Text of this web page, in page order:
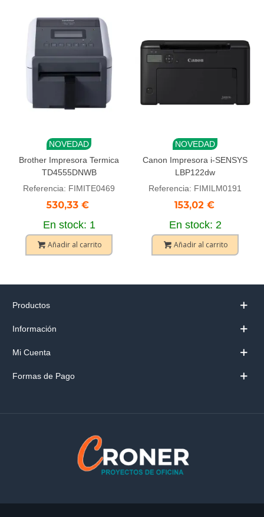
NOVEDAD
Brother Impresora Termica
TD4555DNWB
Referencia: FIMITE0469
530,33 €
En stock: 1
Añadir al carrito
NOVEDAD
Canon Impresora i-SENSYS
LBP122dw
Referencia: FIMILM0191
153,02 €
En stock: 2
Añadir al carrito
Productos
Información
Mi Cuenta
Formas de Pago